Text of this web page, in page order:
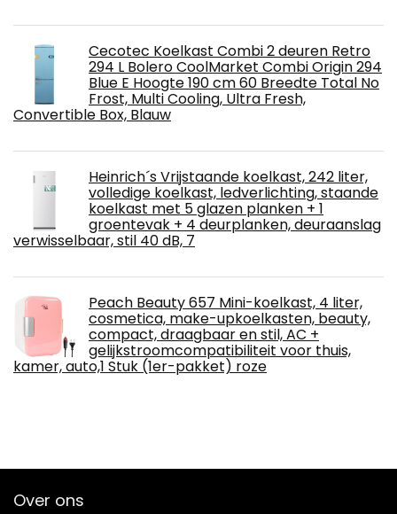
Cecotec Koelkast Combi 2 deuren Retro
294 L Bolero CoolMarket Combi Origin 294
Blue E Hoogte 190 cm 60 Breedte Total No
Frost, Multi Cooling, Ultra Fresh,
Convertible Box, Blauw
Heinrich´s Vrijstaande koelkast, 242 liter,
volledige koelkast, ledverlichting, staande
koelkast met 5 glazen planken + 1
groentevak + 4 deurplanken, deuraanslag
verwisselbaar, stil 40 dB, 7
Peach Beauty 657 Mini-koelkast, 4 liter,
cosmetica, make-upkoelkasten, beauty,
compact, draagbaar en stil, AC +
gelijkstroomcompatibiliteit voor thuis,
kamer, auto,1 Stuk (1er-pakket) roze
Over ons